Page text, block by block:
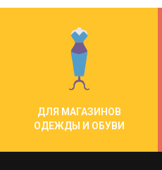
ДЛЯ МАГАЗИНОВ
ОДЕЖДЫ И ОБУВИ